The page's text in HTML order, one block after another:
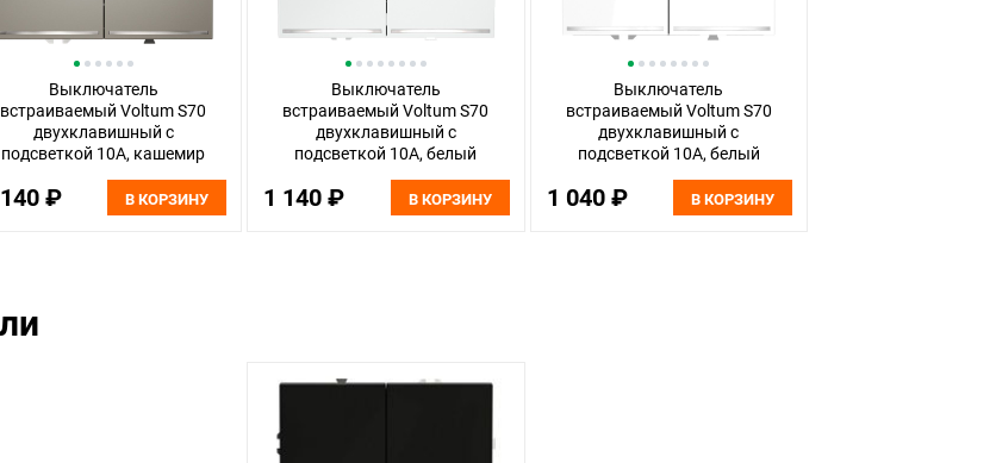
Выключатель
встраиваемый Voltum S70
двухклавишный с
подсветкой 10А, кашемир
VLS020203
₽ В КОРЗИНУ
Выключатель
встраиваемый Voltum S70
двухклавишный с
подсветкой 10А, белый
VLS020202
1 140 ₽ В КОРЗИНУ
Выключатель
встраиваемый Voltum S70
двухклавишный с
подсветкой 10А, белый
1 040 ₽ В КОРЗИНУ